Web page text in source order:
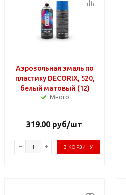
Аэрозольная эмаль по
пластику DECORIX, 520,
белый матовый (12)
Много
319.00руб/шт
В КОРЗИНУ